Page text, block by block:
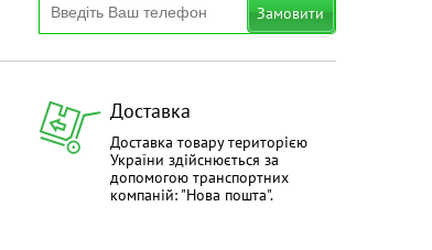
Замовити
Доставка
Доставка товару територією
України здійснюється за
допомогою транспортних
компаній: "Нова пошта".